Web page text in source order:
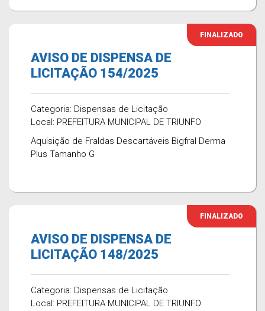
FINALIZADO
AVISO DE DISPENSA DE
LICITAÇÃO 154/2025
Categoria: Dispensas de Licitação
Local: PREFEITURA MUNICIPAL DE TRIUNFO
Aquisição de Fraldas Descartáveis Bigfral Derma
Plus Tamanho G
FINALIZADO
AVISO DE DISPENSA DE
LICITAÇÃO 148/2025
Categoria: Dispensas de Licitação
Local: PREFEITURA MUNICIPAL DE TRIUNFO